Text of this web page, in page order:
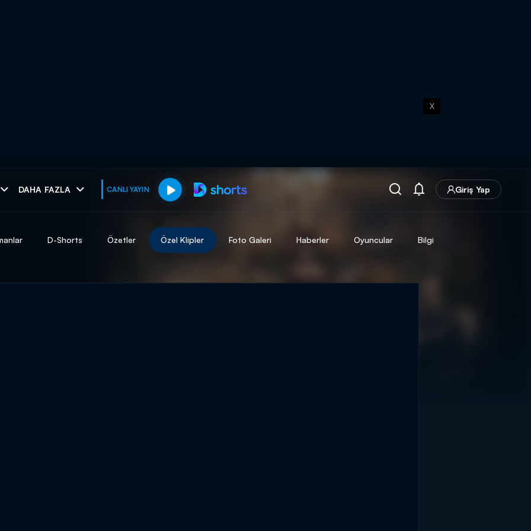
X
DAHA FAZLA CANLI YAYIN Giriş Yap
muhteşem ikili
D-Shorts Özetler Özel Klipler Foto Galeri Haberler Oyuncular Bilgi